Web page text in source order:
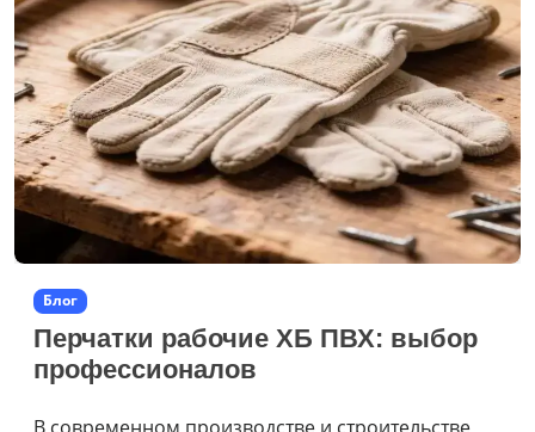
Блог
Перчатки рабочие ХБ ПВХ: выбор
профессионалов